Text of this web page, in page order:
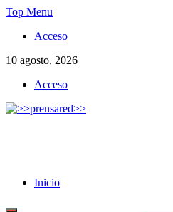
Skip
content
Top Menu
Acceso
10 agosto, 2026
Acceso
Inicio